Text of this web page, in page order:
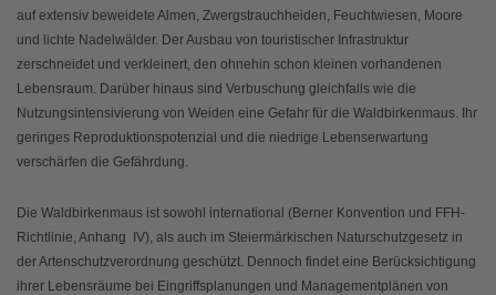
auf extensiv beweidete Almen, Zwergstrauchheiden, Feuchtwiesen, Moore
und lichte Nadelwälder. Der Ausbau von touristischer Infrastruktur
zerschneidet und verkleinert, den ohnehin schon kleinen vorhandenen
Lebensraum. Darüber hinaus sind Verbuschung gleichfalls wie die
Nutzungsintensivierung von Weiden eine Gefahr für die Waldbirkenmaus. Ihr
geringes Reproduktionspotenzial und die niedrige Lebenserwartung
verschärfen die Gefährdung.
Die Waldbirkenmaus ist sowohl international (Berner Konvention und FFH-
Richtlinie, Anhang IV), als auch im Steiermärkischen Naturschutzgesetz in
der Artenschutzverordnung geschützt. Dennoch findet eine Berücksichtigung
ihrer Lebensräume bei Eingriffsplanungen und Managementplänen von